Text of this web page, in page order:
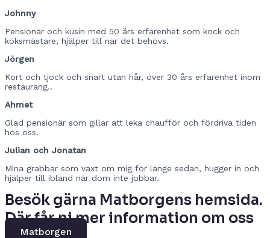
Johnny
Pensionär och kusin med 50 års erfarenhet som kock och
köksmästare, hjälper till när det behövs.
Jörgen
Kort och tjock och snart utan hår, över 30 års erfarenhet inom
restaurang..
Ahmet
Glad pensionär som gillar att leka chaufför och fördriva tiden
hos oss.
Julian och Jonatan
Mina grabbar som växt om mig för länge sedan, hugger in och
hjälper till ibland när dom inte jobbar.
Besök gärna Matborgens hemsida.
Där får ni mer information om oss
Matborgen